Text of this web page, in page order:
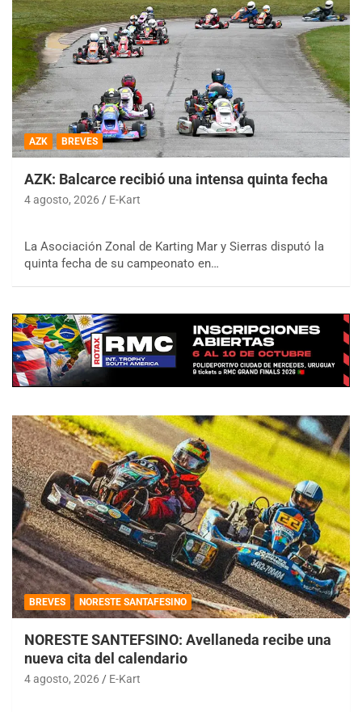
AZK BREVES
AZK: Balcarce recibió una intensa quinta fecha
4 agosto, 2026 E-Kart
La Asociación Zonal de Karting Mar y Sierras disputó la
quinta fecha de su campeonato en…
BREVES NORESTE SANTAFESINO
NORESTE SANTEFSINO: Avellaneda recibe una
nueva cita del calendario
4 agosto, 2026 E-Kart